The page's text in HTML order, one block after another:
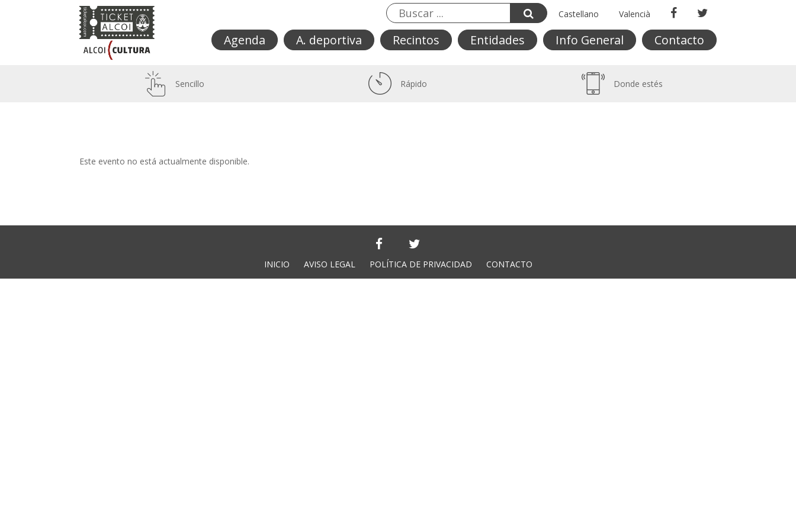
Castellano Valencià
Agenda A. deportiva Recintos Entidades Info General Contacto
Sencillo Rápido Donde estés
Este evento no está actualmente disponible.
INICIO AVISO LEGAL POLÍTICA DE PRIVACIDAD CONTACTO